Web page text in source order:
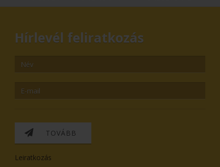
Hírlevél feliratkozás
TOVÁBB
Leiratkozás